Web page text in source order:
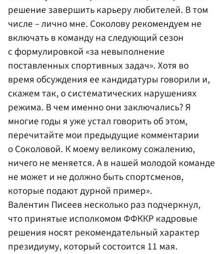
решение завершить карьеру любителей. В том
числе – лично мне. Соколову рекомендуем не
включать в команду на следующий сезон
с формулировкой «за невыполнение
поставленных спортивных задач». Хотя во
время обсуждения ее кандидатуры говорили и,
скажем так, о систематических нарушениях
режима. В чем именно они заключались? Я
многие годы я уже устал говорить об этом,
перечитайте мои предыдущие комментарии
о Соколовой. К моему великому сожалению,
ничего не меняется. А в нашей молодой команде
не может и не должно быть спортсменов,
которые подают дурной пример».
Валентин Писеев несколько раз подчеркнул,
что принятые исполкомом ФФККР кадровые
решения носят рекомендательный характер
президиуму, который состоится 11 мая.